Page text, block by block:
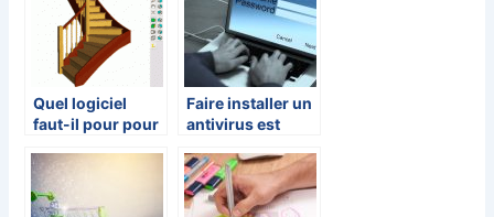
Quel logiciel
faut-il pour pour
escalier ?
Faire installer un
antivirus est
votre systeme